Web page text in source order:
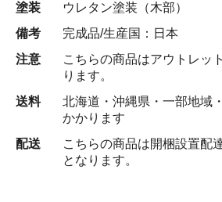
塗装
ウレタン塗装（木部）
備考
完成品/生産国：日本
注意
こちらの商品はアウトレッ
ります。
送料
北海道・沖縄県・一部地域
かかります
配送
こちらの商品は開梱設置配
となります。